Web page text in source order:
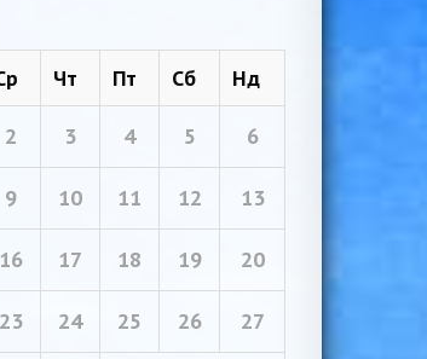
Чт Пт Сб Нд
2 3 4 5 6
9 10 11 12 13
16 17 18 19 20
23 24 25 26 27